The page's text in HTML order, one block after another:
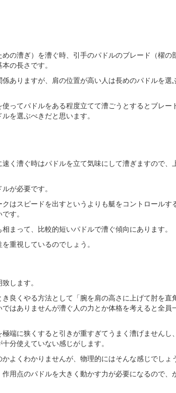
の漕ぎ）を漕ぐ時、引手のパドルのブレード（櫂の
の長さです。
ありますが、肩の位置が高い人は長めのパドルを選
ってパドルをある程度立てて漕ごうとするとブレー
を選ぶべきだと思います。
く漕ぐ時はパドルを立て気味にして漕ぎますので、
が必要です。
はスピードを出すというよりも艇をコントロールす
す。
まって、比較的短いパドルで漕ぐ傾向にあります。
重視しているのでしょう。
します。
良くやる方法として「腕を肩の高さに上げて肘を直
はありませんが漕ぐ人の力とか体格を考えると全員
端に狭くすると引きが重すぎてうまく漕げませんし
分使えていない感じがします。
よくわかりませんが、物理的にはそんな感じでしょ
用点のパドルを大きく動かす力が必要になるので、